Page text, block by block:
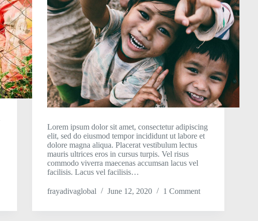
Lorem ipsum dolor sit amet, consectetur adipiscing
elit, sed do eiusmod tempor incididunt ut labore et
dolore magna aliqua. Placerat vestibulum lectus
mauris ultrices eros in cursus turpis. Vel risus
commodo viverra maecenas accumsan lacus vel
facilisis. Lacus vel facilisis…
frayadivaglobal June 12, 2020 1 Comment